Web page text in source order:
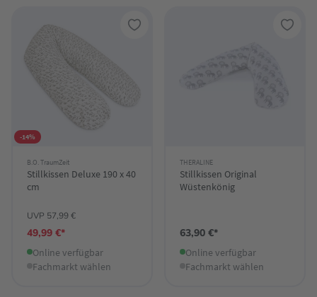
-14%
B.O. TraumZeit
Stillkissen Deluxe 190 x 40
cm
UVP 57,99 €
49,99 €*
Online verfügbar
Fachmarkt wählen
THERALINE
Stillkissen Original
Wüstenkönig
63,90 €*
Online verfügbar
Fachmarkt wählen